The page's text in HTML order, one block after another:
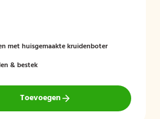
ijs.
met huisgemaakte kruidenboter
& bestek
Toevoegen